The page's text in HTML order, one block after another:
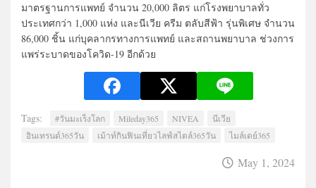
มาตรฐานการแพทย์ จำนวน 20,000 ลิตร แก่โรงพยาบาลทั่ว
ประเทศกว่า 1,000 แห่ง และนีเวีย ครีม ตลับสีฟ้า รุ่นพิเศษ จำนวน
86,000 ชิ้น แก่บุคลากรทางการแพทย์ และสถานพยาบาล ช่วงการ
แพร่ระบาดของโควิด-19 อีกด้วย
Tags: #วันมะเร็งโลก Mileday365 NIVEA
นีเวีย
อินเทรนด์365วัน
เม้าท์กินฟินเที่ยวไลฟ์สไตล์365วัน ไมล์เดย์365
May 1, 2024